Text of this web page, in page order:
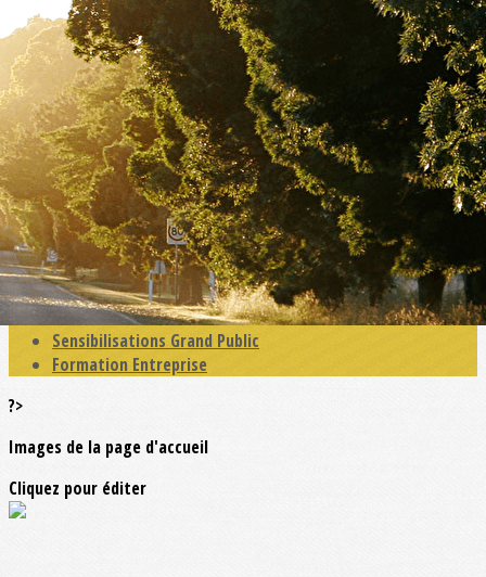
Exporter les lignes sélectionnées
Exporter toutes les colonnes
Exporter uniquement les colonnes affichées
Menu
<
>
Actualités
Education Primaire
Education Collège - MFR
Education Lycées -CFA
Enseignement Supérieur
Sensibilisation Séniors
Sensibilisations Grand Public
Formation Entreprise
?>
Images de la page d'accueil
Cliquez pour éditer